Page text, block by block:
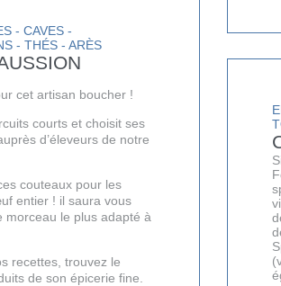
- CAVES -
- THÉS - ARÈS
cet artisan boucher !
courts et choisit ses
d’éleveurs de notre
couteaux pour les
entier ! il saura vous
morceau le plus adapté à
recettes, trouvez le
de son épicerie fine.